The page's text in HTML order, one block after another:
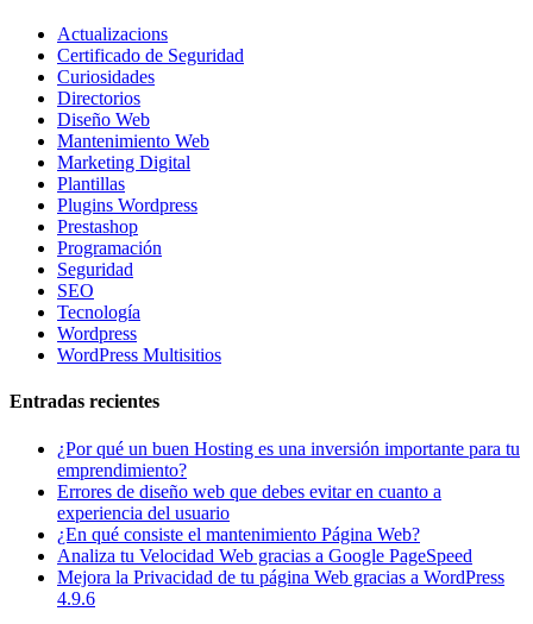
Actualizacions
Certificado de Seguridad
Curiosidades
Directorios
Diseño Web
Mantenimiento Web
Marketing Digital
Plantillas
Plugins Wordpress
Prestashop
Programación
Seguridad
SEO
Tecnología
Wordpress
WordPress Multisitios
Entradas recientes
¿Por qué un buen Hosting es una inversión importante para tu
emprendimiento?
Errores de diseño web que debes evitar en cuanto a
experiencia del usuario
¿En qué consiste el mantenimiento Página Web?
Analiza tu Velocidad Web gracias a Google PageSpeed
Mejora la Privacidad de tu página Web gracias a WordPress
4.9.6